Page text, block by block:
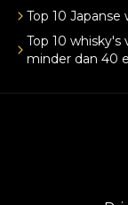
Top 10 Japanse
Top 10 whisky's
minder dan 40